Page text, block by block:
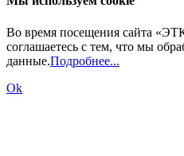
Во время посещения сайта
соглашаетесь с тем, что мы
данные.Подробнее...
Ok